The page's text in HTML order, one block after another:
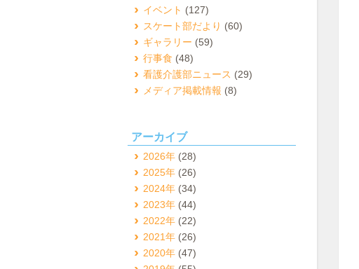
イベント (127)
スケート部だより (60)
ギャラリー (59)
行事食 (48)
看護介護部ニュース (29)
メディア掲載情報 (8)
アーカイブ
2026年 (28)
2025年 (26)
2024年 (34)
2023年 (44)
2022年 (22)
2021年 (26)
2020年 (47)